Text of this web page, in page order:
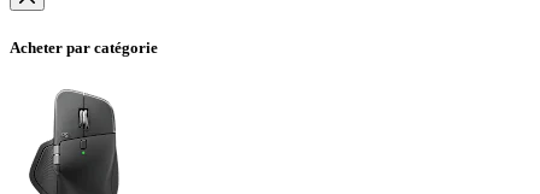
Acheter par catégorie